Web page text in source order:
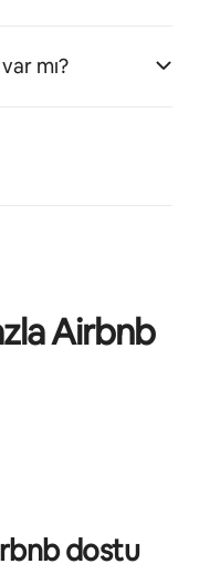
mı?
Airbnb
dostu